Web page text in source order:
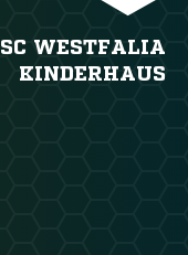
SC WESTFALIA
KINDERHAUS